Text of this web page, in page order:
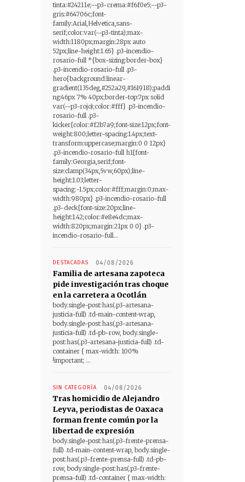
tinta:#24211e;--p3-crema:#f6f0e5;--p3-
gris:#64706c;font-
family:Arial,Helvetica,sans-
serif;color:var(--p3-tinta);max-
width:1180px;margin:28px auto
52px;line-height:1.65} .p3-incendio-
rosario-full *{box-sizing:border-box}
.p3-incendio-rosario-full .p3-
hero{background:linear-
gradient(135deg,#252a29,#161918);paddi
ng:46px 7% 40px;border-top:7px solid
var(--p3-rojo);color:#fff} .p3-incendio-
rosario-full .p3-
kicker{color:#f2b7a9;font-size:12px;font-
weight:800;letter-spacing:1.4px;text-
transform:uppercase;margin:0 0 12px}
.p3-incendio-rosario-full h1{font-
family:Georgia,serif;font-
size:clamp(34px,5vw,60px);line-
height:1.03;letter-
spacing:-1.5px;color:#fff;margin:0;max-
width:980px} .p3-incendio-rosario-full
.p3-deck{font-size:20px;line-
height:1.42;color:#e8e4dc;max-
width:820px;margin:21px 0 0} .p3-
incendio-rosario-full...
DESTACADAS 04/08/2026
Familia de artesana zapoteca
pide investigación tras choque
en la carretera a Ocotlán
body.single-post:has(.p3-artesana-
justicia-full) .td-main-content-wrap,
body.single-post:has(.p3-artesana-
justicia-full) .td-pb-row, body.single-
post:has(.p3-artesana-justicia-full) .td-
container { max-width: 100%
!important; ...
SIN CATEGORÍA 04/08/2026
Tras homicidio de Alejandro
Leyva, periodistas de Oaxaca
forman frente común por la
libertad de expresión
body.single-post:has(.p3-frente-prensa-
full) .td-main-content-wrap, body.single-
post:has(.p3-frente-prensa-full) .td-pb-
row, body.single-post:has(.p3-frente-
prensa-full) .td-container { max-width: